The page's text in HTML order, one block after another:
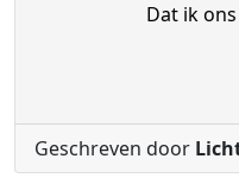
Dat ik
Geschreven door